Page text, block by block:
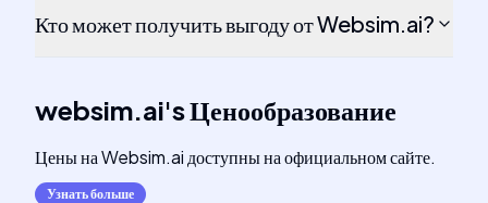
Кто может получить выгоду от Websim.ai?
websim.ai'sЦенообразование
Цены на Websim.ai доступны на официальном сайте.
Узнать больше